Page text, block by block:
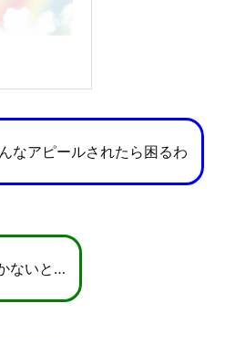
なアピールされたら困るわ
ないと…